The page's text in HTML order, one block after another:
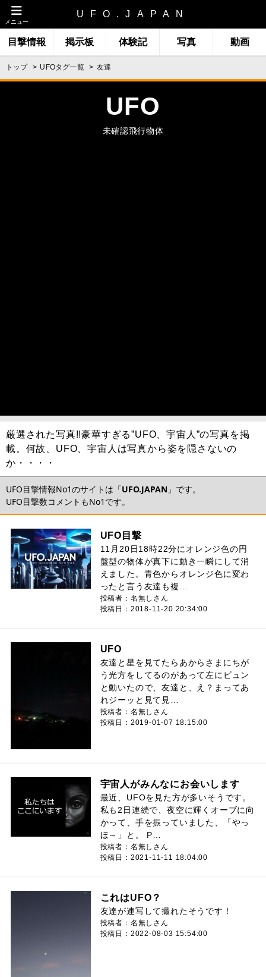
メニュー
UFO.JAPAN
目撃情報 掲示板 体験記 写真 動画
トップ UFOタグ一覧 友達
UFO
未確認飛行物体
厳選された写真!!豪華すぎる”UFO、宇宙人”の写真を掲
載。何故、UFO、宇宙人は写真から姿を隠さないの
か・・・・
UFO目撃情報No1のサイトは「UFO.JAPAN 」です。
UFO目撃数コメントもNo1です。
UFO目撃
11月20日18時22分にオレンジ色の円
盤型の物体が真下に動き一瞬にして消
えました。青色からオレンジ色に変わ
ったと言う友達も複…
投稿者：名無しさん
投稿日：2018-11-20 20:34:00
UFO
友達と星を見てたらあからさまにちが
う光方をしてるのがあって左にビュン
と動いたので、友達と、え？まってあ
れジーッと見て見…
投稿者：名無しさん
投稿日：2019-01-07 18:15:00
宇宙人がみんなにお会いします
最近、UFOを見た方が多いそうです。
私も2日連続で、夜空に輝くオーブに向
かって、手を振っていました、「やっ
ほ～」と。 P…
投稿者：名無しさん
投稿日：2021-11-11 18:04:00
これはUFO？
友達が連写して撮れたそうです！
投稿者：名無しさん
投稿日：2022-08-03 15:54:00